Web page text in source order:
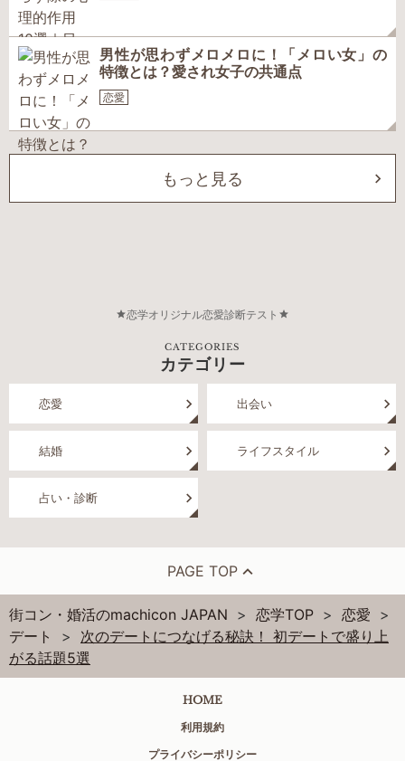
男性が思わずメロメロに！「メロい女」の
特徴とは？愛され女子の共通点
恋愛
もっと見る
恋学オリジナル恋愛診断テスト
CATEGORIES
カテゴリー
恋愛 出会い
結婚 ライフスタイル
占い・診断
PAGE TOP
街コン・婚活のmachicon JAPAN 恋学TOP
恋愛
デート
次のデートにつなげる秘訣！ 初デートで盛り上
がる話題5選
HOME
利用規約
プライバシーポリシー